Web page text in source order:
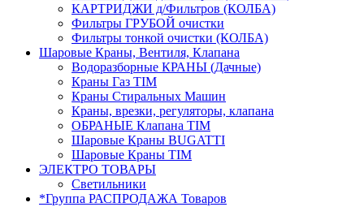
КАРТРИДЖИ д/Фильтров (КОЛБА)
Фильтры ГРУБОЙ очистки
Фильтры тонкой очистки (КОЛБА)
Шаровые Краны, Вентиля, Клапана
Водоразборные КРАНЫ (Дачные)
Краны Газ TIM
Краны Стиральных Машин
Краны, врезки, регуляторы, клапана
ОБРАНЫЕ Клапана TIM
Шаровые Краны BUGATTI
Шаровые Краны TIM
ЭЛЕКТРО ТОВАРЫ
Светильники
*Группа РАСПРОДАЖА Товаров